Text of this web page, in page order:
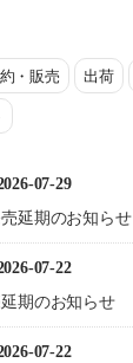
・販売 出荷
07-29
延期のお知らせ
07-22
期のお知らせ
07-22